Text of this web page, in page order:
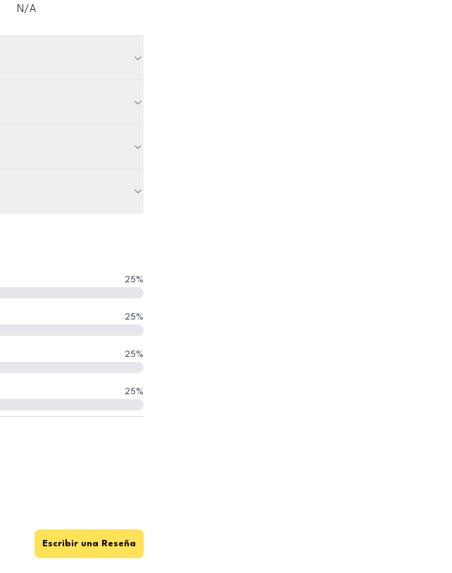
N/A
25%
25%
25%
25%
Escribir una Reseña